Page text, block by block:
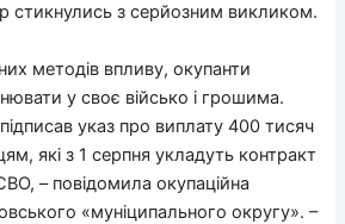
стикнулись з серйозним викликом.
методів впливу, окупанти
у своє військо і грошима.
указ про виплату 400 тисяч
які з 1 серпня укладуть контракт
– повідомила окупаційна
«муніципального округу». –